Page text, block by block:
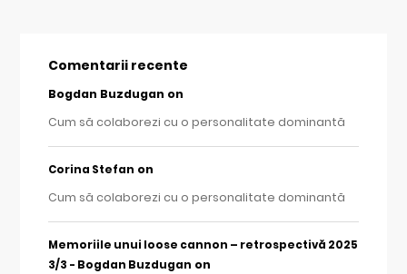
Comentarii recente
Bogdan Buzdugan on
Cum să colaborezi cu o personalitate dominantă
Corina Stefan on
Cum să colaborezi cu o personalitate dominantă
Memoriile unui loose cannon – retrospectivă 2025
3/3 - Bogdan Buzdugan on